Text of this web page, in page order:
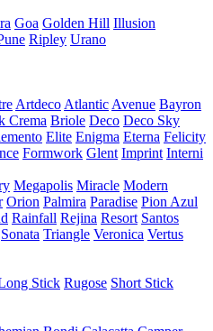
Goa Golden Hill Illusion
Ripley Urano
Artdeco Atlantic Avenue Bayron
Crema Briole Deco Deco Sky
Elite Enigma Eterna Felicity
Formwork Glent Imprint Interni
Megapolis Miracle Modern
Orion Palmira Paradise Pion Azul
Rainfall Rejina Resort Santos
Sonata Triangle Veronica Vertus
Stick Rugose Short Stick